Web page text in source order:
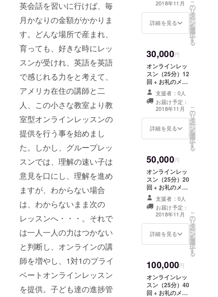
英会話を習いに行けば、毎
月かなりの金額がかかりま
す。どんな場所で産まれ、
育っても、好きな時にレッ
スンが受けれ、英語を英語
で感じれる力をと考えて、
アメリカ在住の講師と二
人、この小さな教室より教
室型オンラインレッスンの
提供を行う事を始めまし
た。しかし、グループレッ
スンでは、理解の速い子は
意見を口にし、理解を進め
ますが、わからない場合
は、わからないまま次の
レッスンへ・・・。それで
は一人一人の力はつかない
と判断し、オンラインの講
師を増やし、1対1のプライ
ベートオンラインレッスン
を提供。子ども達の進捗管
2018年11月
詳細を見る
こ
の
リ
タ
ー
ン
を
選
択
す
る
30,000円
オンラインレッ
スン（25分）12
回 + お礼のメッ
セージ支援者：0人
お届け予定：
2018年11月
詳細を見る
こ
の
リ
タ
ー
ン
を
選
択
す
る
50,000円
オンラインレッ
スン（25分）20
回 + お礼のメッ
セージ支援者：0人
お届け予定：
2018年11月
詳細を見る
こ
の
リ
タ
ー
ン
を
選
択
す
る
100,000円
オンラインレッ
スン（25分）40
回 + お礼のメッ